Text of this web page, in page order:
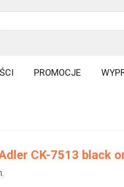
PROMOCJE
CK-7513 black